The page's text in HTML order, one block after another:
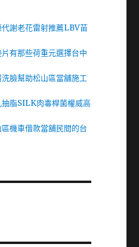
謝老花雷射推薦LBV苗
有那些荷重元選擇台中
臉幫助松山區當舖施工
脂SILK肉毒桿菌權威高
機車借款當舖民間的台